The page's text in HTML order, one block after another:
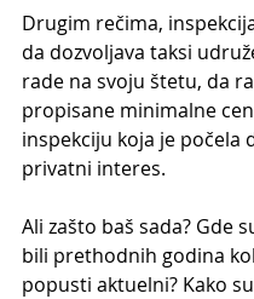
Drugim rečima,
da dozvoljava taksi
rade na svoju štetu, da
propisane minimalne
inspekciju koja je počela
privatni interes.
Ali zašto baš sada? Gde
bili prethodnih godina
popusti aktuelni? Kako